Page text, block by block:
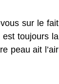
sur le fait
est toujours la
peau ait l’air